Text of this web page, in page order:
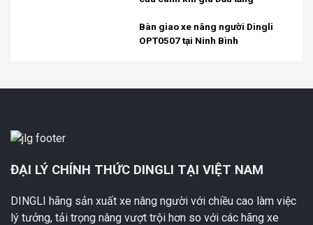
Bàn giao xe nâng người Dingli
OPT0507 tại Ninh Bình
ĐẠI LÝ CHÍNH THỨC DINGLI TẠI VIỆT NAM
DINGLI hãng sản xuất xe nâng người với chiều cao làm việc
lý tưởng, tải trọng nâng vượt trội hơn so với các hãng xe